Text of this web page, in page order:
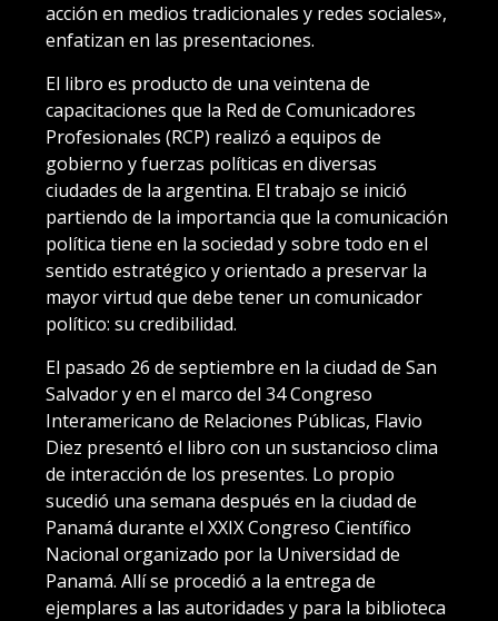
acción en medios tradicionales y redes sociales»,
enfatizan en las presentaciones.
El libro es producto de una veintena de
capacitaciones que la Red de Comunicadores
Profesionales (RCP) realizó a equipos de
gobierno y fuerzas políticas en diversas
ciudades de la argentina. El trabajo se inició
partiendo de la importancia que la comunicación
política tiene en la sociedad y sobre todo en el
sentido estratégico y orientado a preservar la
mayor virtud que debe tener un comunicador
político: su credibilidad.
El pasado 26 de septiembre en la ciudad de San
Salvador y en el marco del 34 Congreso
Interamericano de Relaciones Públicas, Flavio
Diez presentó el libro con un sustancioso clima
de interacción de los presentes. Lo propio
sucedió una semana después en la ciudad de
Panamá durante el XXIX Congreso Científico
Nacional organizado por la Universidad de
Panamá. Allí se procedió a la entrega de
ejemplares a las autoridades y para la biblioteca